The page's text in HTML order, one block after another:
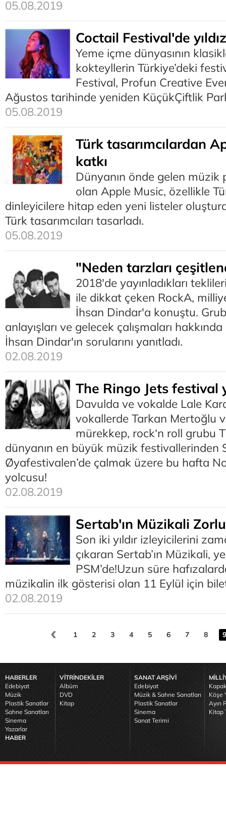
05.08.2019
Coctail Festival'de
Yeme içme dünyasının
kokteyllerin Türkiye’deki
Festival, Profun Creative
Ağustos tarihinde yeniden KüçükÇiftlik
05.08.2019
Türk tasarımcılardan
katkı
Dünyanın önde gelen müzik
olan Apple Music, özellikle
dinleyicilere hitap eden yeni listeler
Türk tasarımcıları tasarladı.
05.08.2019
"Neden tarzları
2018'de yayınladıkları
ile dikkat çeken RockA,
İhsan Dindar'a konuştu.
anlayışları ve gelecek çalışmaları
İhsan Dindar'ın sorularını yanıtladı.
02.08.2019
The Ringo Jets festival
Davulda ve vokalde Lale
vokallerde Tarkan Mertoğlu
mürekkep, rock‘n roll grubu
dünyanın en büyük müzik festivallerinden
Øyafestivalen’de çalmak üzere bu hafta
yolcusu!
02.08.2019
Sertab'ın Müzikali
Son iki yıldır izleyicilerini
çıkaran Sertab’ın Müzikali,
PSM’de!Uzun süre
müzikalin ilk gösterisi olan 11 Eylül için
02.08.2019
1 2 3 4 5 6 7 8 9
HABERLER
Edebiyat
Müzik
Plastik Sanatlar
Sahne Sanatları
Sinema
Yazarlar
HABER
VİTRİNDEKİLER
Albüm
DVD
Kitap
SANAT ARŞİVİ
Edebiyat
Müzik & Sahne Sanatları
Plastik Sanatlar
Sinema
Sanat Terimi
Köşe
Ayın
Kitap